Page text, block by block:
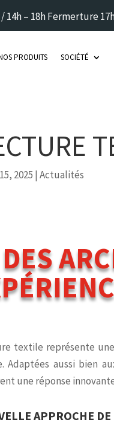
14h – 18h Fermerture
PRODUITS SOCIÉTÉ
2025 |Actualités
DES
textile représente
Adaptées aussi bien
une réponse
APPROCHE DE